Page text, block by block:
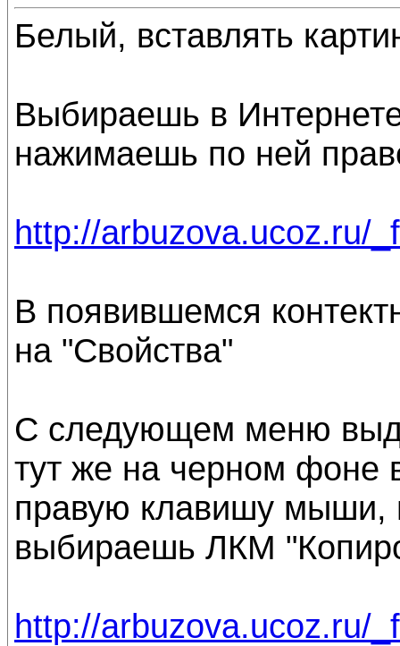
Белый, вставлять
Выбираешь в
нажимаешь по ней
http://arbuzova.ucoz.ru/
В появившемся
на "Свойства"
С следующем меню
тут же на черном
правую клавишу
выбираешь ЛКМ
http://arbuzova.ucoz.ru/